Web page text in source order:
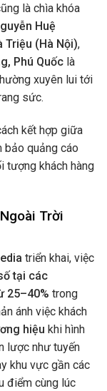
là chìa khóa
Huệ
Triệu (Hà Nội),
Phú Quốc là
xuyên lui tới
sức.
kết hợp giữa
bảo quảng cáo
tượng khách hàng
Trời
triển khai, việc
tại các
25–40% trong
ánh việc khách
hiệu khi hình
lược như tuyến
khu vực gần các
điểm cùng lúc